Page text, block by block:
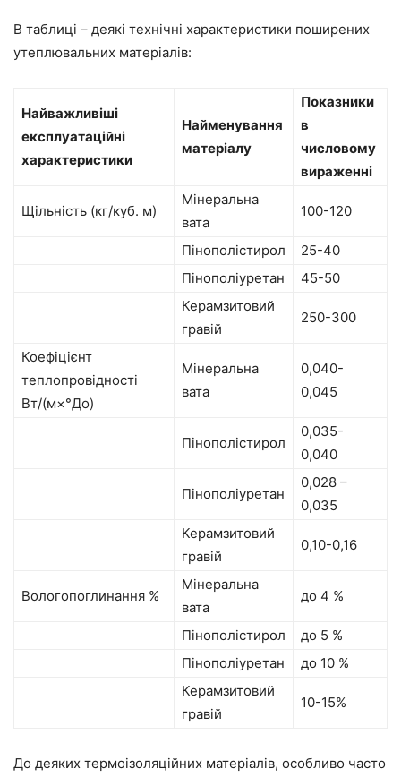
В таблиці – деякі технічні характеристики поширених
утеплювальних матеріалів:
Найважливіші
експлуатаційні
характеристики
Найменування
матеріалу
Показники
в
числовому
вираженні
Щільність (кг/куб. м)
Мінеральна
вата
100-120
Пінополістирол
25-40
Пінополіуретан
45-50
Керамзитовий
гравій
250-300
Коефіцієнт
теплопровідності
Вт/(м×°До)
Мінеральна
вата
0,040-
0,045
Пінополістирол
0,035-
0,040
Пінополіуретан
0,028 –
0,035
Керамзитовий
гравій
0,10-0,16
Вологопоглинання %
Мінеральна
вата
до 4 %
Пінополістирол
до 5 %
Пінополіуретан
до 10 %
Керамзитовий
гравій
10-15%
До деяких термоізоляційних матеріалів, особливо часто